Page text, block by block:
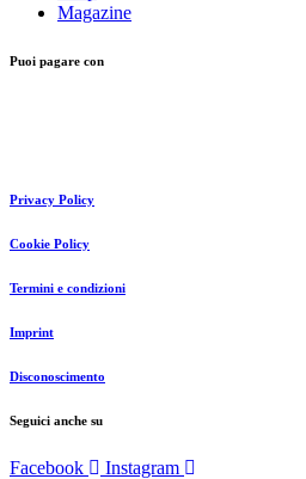
Magazine
Puoi pagare con
Privacy Policy
Cookie Policy
Termini e condizioni
Imprint
Disconoscimento
Seguici anche su
Facebook Instagram